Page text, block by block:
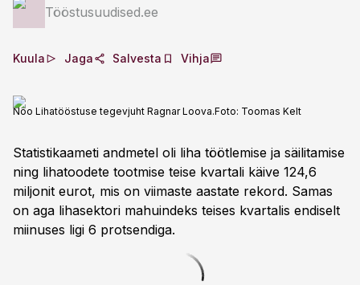
Tööstusuudised.ee
Kuula Jaga Salvesta Vihja
Nõo Lihatööstuse tegevjuht Ragnar Loova.Foto: Toomas Kelt
Statistikaameti andmetel oli liha töötlemise ja säilitamise
ning lihatoodete tootmise teise kvartali käive 124,6
miljonit eurot, mis on viimaste aastate rekord. Samas
on aga lihasektori mahuindeks teises kvartalis endiselt
miinuses ligi 6 protsendiga.